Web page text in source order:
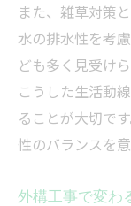
また、雑草対策
水の排水性を考
ども多く見受け
こうした生活動
ることが大切で
性のバランスを
外構工事で変わ